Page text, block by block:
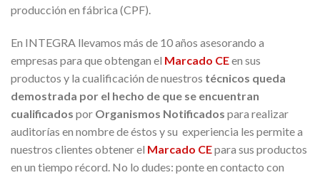
producción en fábrica (CPF).
En INTEGRA llevamos más de 10 años asesorando a
empresas para que obtengan el Marcado CEen sus
productos y la cualificación de nuestros técnicos queda
demostrada por el hecho de que se encuentran
cualificados por Organismos Notificados para realizar
auditorías en nombre de éstos y su experiencia les permite a
nuestros clientes obtener el Marcado CEpara sus productos
en un tiempo récord. No lo dudes: ponte en contacto con